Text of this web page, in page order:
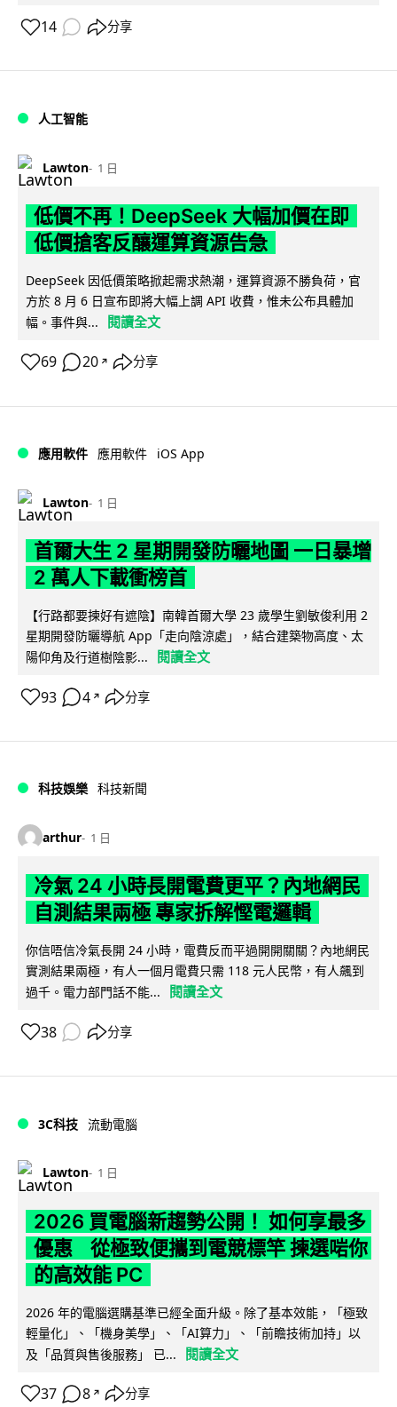
14 分享
人工智能
Lawton 1 日
低價不再！DeepSeek 大幅加價在即
低價搶客反釀運算資源告急
DeepSeek 因低價策略掀起需求熱潮，運算資源不勝負荷，官
方於 8 月 6 日宣布即將大幅上調 API 收費，惟未公布具體加
幅。事件與...
閱讀全文
69 20 ↗ 分享
應用軟件 應用軟件 iOS App
Lawton 1 日
首爾大生 2 星期開發防曬地圖 一日暴增
2 萬人下載衝榜首
【行路都要揀好有遮陰】南韓首爾大學 23 歲學生劉敏俊利用 2
星期開發防曬導航 App「走向陰涼處」，結合建築物高度、太
陽仰角及行道樹陰影...
閱讀全文
93 4 ↗ 分享
科技娛樂 科技新聞
arthur 1 日
冷氣 24 小時長開電費更平？內地網民
自測結果兩極 專家拆解慳電邏輯
你信唔信冷氣長開 24 小時，電費反而平過開開關關？內地網民
實測結果兩極，有人一個月電費只需 118 元人民幣，有人飆到
過千。電力部門話不能...
閱讀全文
38 分享
3C科技 流動電腦
Lawton 1 日
2026 買電腦新趨勢公開！ 如何享最多
優惠 從極致便攜到電競標竿 揀選啱你
的高效能 PC
2026 年的電腦選購基準已經全面升級。除了基本效能，「極致
輕量化」、「機身美學」、「AI算力」、「前瞻技術加持」以
及「品質與售後服務」 已...
閱讀全文
37 8 ↗ 分享